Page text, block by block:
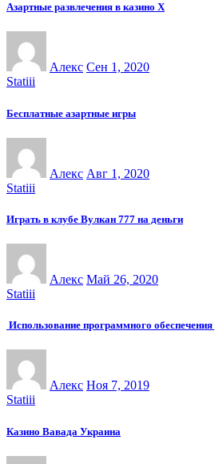
Азартные развлечения в казино Х
Алекс Сен 1, 2020
Statiii
Бесплатные азартные игры
Алекс Авг 1, 2020
Statiii
Играть в клубе Вулкан 777 на деньги
Алекс Май 26, 2020
Statiii
Использование программного
Алекс Ноя 7, 2019
Statiii
Казино Вавада Украина